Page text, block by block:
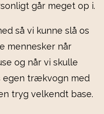
går meget op i.
så vi kunne slå os
mennesker når
og når vi skulle
egen trækvogn med
tryg velkendt base.